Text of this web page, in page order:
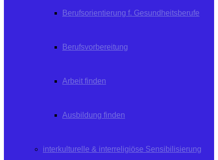
Berufsorientierung f. Gesundheitsberufe
Berufsvorbereitung
Arbeit finden
Ausbildung finden
interkulturelle & interreligiöse Sensibilisierung